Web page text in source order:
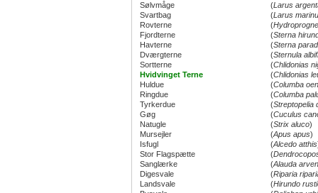
Sølvmåge
(Larus
Svartbag
(Larus
Rovterne
(
Fjordterne
(Sterna
Havterne
(Sterna
Dværgterne
(Sternula
Sortterne
(Chlidonias
Hvidvinget Terne
(Chlidonias
Huldue
(Columba
Ringdue
(Columba
Tyrkerdue
(Streptopelia
Gøg
(Cuculus
Natugle
(Strix aluco)
Mursejler
(Apus apus)
Isfugl
(Alcedo atthis
Stor Flagspætte
(
Sanglærke
(Alauda
Digesvale
(Riparia
Landsvale
(Hirundo